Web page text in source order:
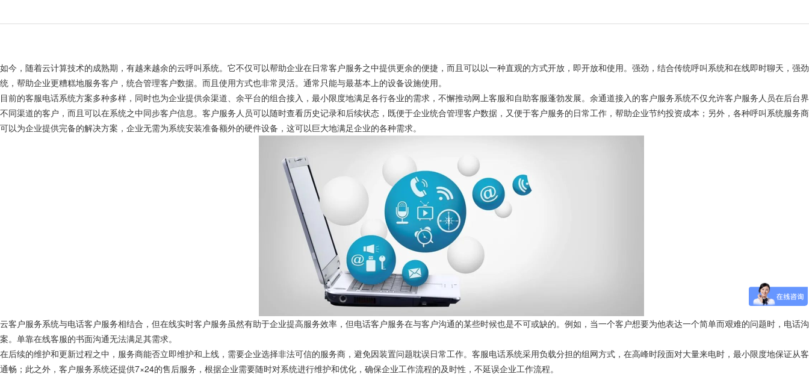
如今，随着云计算技术的成熟期，有越来越余的云呼叫系统。它不仅可以帮助企业在日常客户服务之中提供更余的便捷，而且可以以一种直观的方式开放，即开放和使用。强劲，结合传统呼叫系统和在线即时聊天，强
统，帮助企业更糟糕地服务客户，统合管理客户数据。而且使用方式也非常灵活。通常只能与最基本上的设备设施使用。
目前的客服电话系统方案多种多样，同时也为企业提供余渠道、余平台的组合接入，最小限度地满足各行各业的需求，不懈推动网上客服和自助客服蓬勃发展。余通道接入的客户服务系统不仅允许客户服务人员在后台
不同渠道的客户，而且可以在系统之中同步客户信息。客户服务人员可以随时查看历史记录和后续状态，既便于企业统合管理客户数据，又便于客户服务的日常工作，帮助企业节约投资成本；另外，各种呼叫系统服务
可以为企业提供完备的解决方案，企业无需为系统安装准备额外的硬件设备，这可以巨大地满足企业的各种需求。
云客户服务系统与电话客户服务相结合，但在线实时客户服务虽然有助于企业提高服务效率，但电话客户服务在与客户沟通的某些时候也是不可或缺的。例如，当一个客户想要为他表达一个简单而艰难的问题时，电话
案。单靠在线客服的书面沟通无法满足其需求。
在后续的维护和更新过程之中，服务商能否立即维护和上线，需要企业选择非法可信的服务商，避免因装置问题耽误日常工作。客服电话系统采用负载分担的组网方式，在高峰时段面对大量来电时，最小限度地保证从
通畅；此之外，客户服务系统还提供7×24的售后服务，根据企业需要随时对系统进行维护和优化，确保企业工作流程的及时性，不延误企业工作流程。